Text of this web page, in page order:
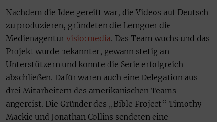
Nachdem die Idee gereift war, die Videos auf Deutsch
zu produzieren, gründeten die Lemgoer die
Medienagentur visio:media. Das Team wuchs und das
Projekt wurde bekannter, gewann stetig an
Unterstützern und konnte die Serie erfolgreich
abschließen. Dafür waren auch eine Delegation aus
drei Mitarbeitern des amerikanischen Teams
angereist. Die Gründer des „Bible Project“ Timothy
Mackie und Jonathan Collins sendeten eine